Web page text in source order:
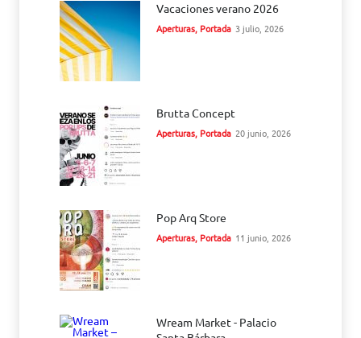
Vacaciones verano 2026
Aperturas, Portada 3 julio, 2026
Brutta Concept
Aperturas, Portada 20 junio, 2026
Pop Arq Store
Aperturas, Portada 11 junio, 2026
Wream Market - Palacio